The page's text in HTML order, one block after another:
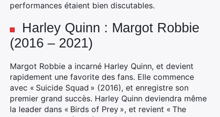
performances étaient bien discutables.
Harley Quinn : Margot Robbie
(2016 – 2021)
Margot Robbie a incarné Harley Quinn, et devient
rapidement une favorite des fans. Elle commence
avec « Suicide Squad » (2016), et enregistre son
premier grand succès. Harley Quinn deviendra même
la leader dans « Birds of Prey », et revient « The